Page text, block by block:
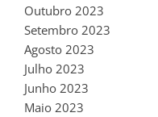
Outubro 2023
Setembro 2023
Agosto 2023
Julho 2023
Junho 2023
Maio 2023